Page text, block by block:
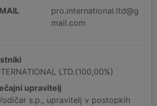
pro.international.ltd@g
mail.com
LTD.(100,00%)
upravitelj
s.p., upravitelj v postopkih